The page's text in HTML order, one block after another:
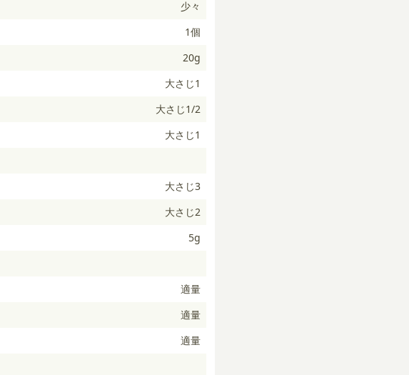
少々
1個
20g
大さじ1
大さじ1/2
大さじ1
大さじ3
大さじ2
5g
適量
適量
適量